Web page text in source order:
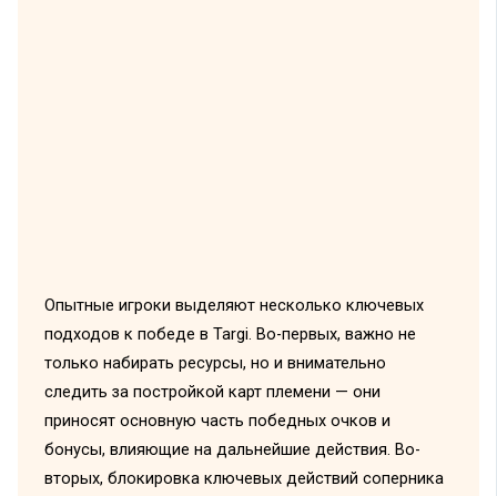
Опытные игроки выделяют несколько ключевых
подходов к победе в Targi. Во-первых, важно не
только набирать ресурсы, но и внимательно
следить за постройкой карт племени — они
приносят основную часть победных очков и
бонусы, влияющие на дальнейшие действия. Во-
вторых, блокировка ключевых действий соперника